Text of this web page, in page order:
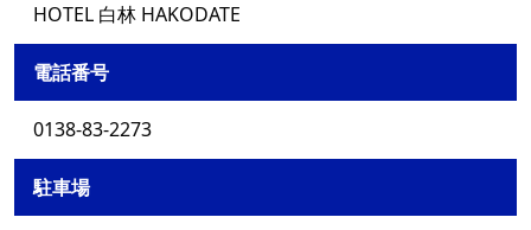
HOTEL 白林 HAKODATE
電話番号
0138-83-2273
駐車場